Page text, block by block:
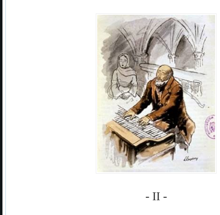
- II -